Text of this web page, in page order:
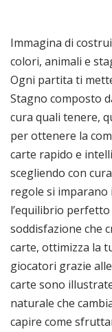
Immagina di
colori, animali e
Ogni partita ti
Stagno composto
cura quali tenere,
per ottenere la
carte rapido e
scegliendo con
regole si
l’equilibrio
soddisfazione che
carte, ottimizza la
giocatori grazie
carte sono
naturale che
capire come